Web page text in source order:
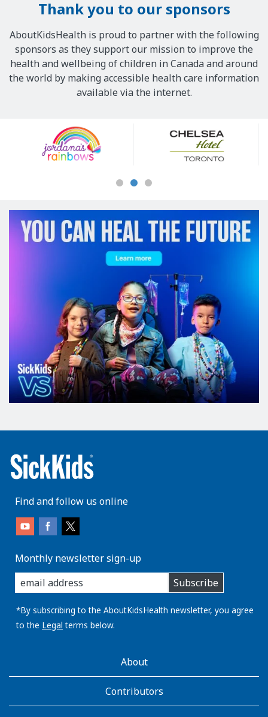
Thank you to our sponsors
AboutKidsHealth is proud to partner with the following
sponsors as they support our mission to improve the
health and wellbeing of children in Canada and around
the world by making accessible health care information
available via the internet.
Sponsors
Find and follow us online
Monthly newsletter sign-up
enter
you
email
address:
Subscribe
*By subscribing to the AboutKidsHealth newsletter, you agree
to the Legal terms below.
AboutKidsHealthAbout
Contributors